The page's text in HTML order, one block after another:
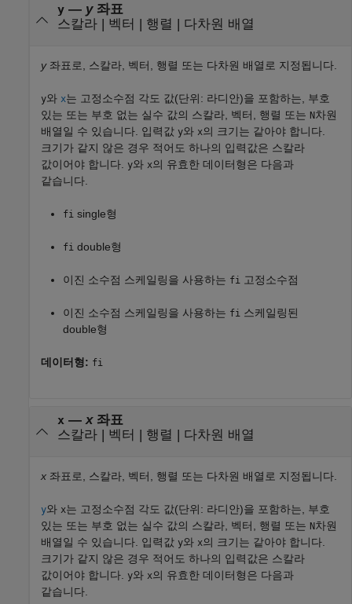
y— y좌표
스칼라| 벡터 | 행렬 | 다차원 배열
y좌표로, 스칼라, 벡터, 행렬 또는 다차원 배열로 지정됩니다.
y와 x는 고정소수점 각도 값(단위: 라디안)을 포함하는, 부호
있는 또는 부호 없는 실수 값의 스칼라, 벡터, 행렬 또는 N차원
배열일 수 있습니다. 입력값 y와 x의 크기는 같아야 합니다.
크기가 같지 않은 경우 적어도 하나의 입력값은 스칼라
값이어야 합니다. y와 x의 유효한 데이터형은 다음과
같습니다.
fi single형
fi double형
이진 소수점 스케일링을 사용하는 fi 고정소수점
이진 소수점 스케일링을 사용하는 fi 스케일링된
double형
데이터형: fi
x — x좌표
스칼라| 벡터 | 행렬 | 다차원 배열
x 좌표로, 스칼라, 벡터, 행렬 또는 다차원 배열로 지정됩니다.
y와 x는 고정소수점 각도 값(단위: 라디안)을 포함하는, 부호
있는 또는 부호 없는 실수 값의 스칼라, 벡터, 행렬 또는 N차원
배열일 수 있습니다. 입력값 y와 x의 크기는 같아야 합니다.
크기가 같지 않은 경우 적어도 하나의 입력값은 스칼라
값이어야 합니다. y와 x의 유효한 데이터형은 다음과
같습니다.